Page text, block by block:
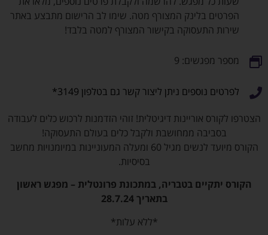
בלינק המצורף מטה. שימו לב הרישום מתבצע באתר
בקישור המצורף למטה בלבד!
9
ניתן ליצור קשר גם בטלפון 3149*
אוריינות דיגיטלית! זוהי הזדמנות לרכוש כלים לעבודה
ממחושבת ולקבל כלים בעולם התעסוקה!
הקורס מיועד לנשים מגיל 60 ומעלה המעוניינות במיומנויות מחשב
בטבריה, במתכונת פרונטלית – מפגש ראשון